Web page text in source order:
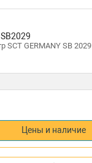
SB2029
GERMANY SB 2029
Цены и наличие